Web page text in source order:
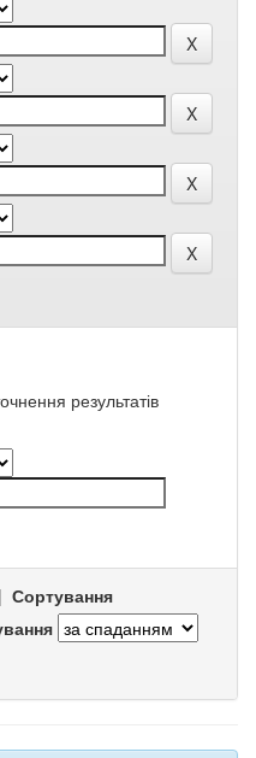
результатів
| Сортування